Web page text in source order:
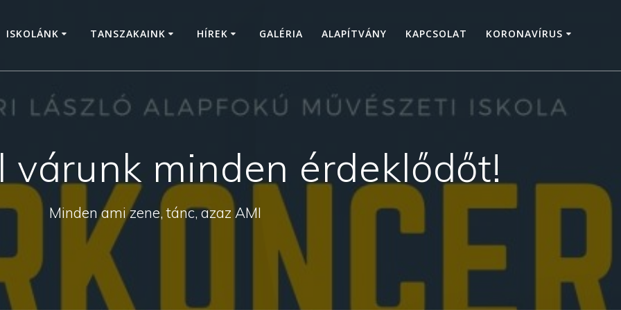
ISKOLÁNK TANSZAKAINK HÍREK GALÉRIA ALAPÍTVÁNY KAPCSOLAT KORONAVÍRUS
várunk minden érdeklődőt!
Minden ami zene, tánc, azaz AMI